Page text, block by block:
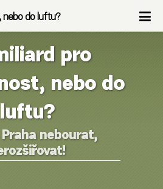
nebo do luftu?
pro
nebo do
luftu?
nebourat,